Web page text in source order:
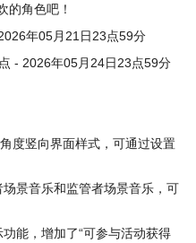
的角色吧！
年05月21日23点59分
- 2026年05月24日23点59分
度竖向界面样式，可通过设置
景音乐和监管者场景音乐，可
能，增加了“可参与活动获得